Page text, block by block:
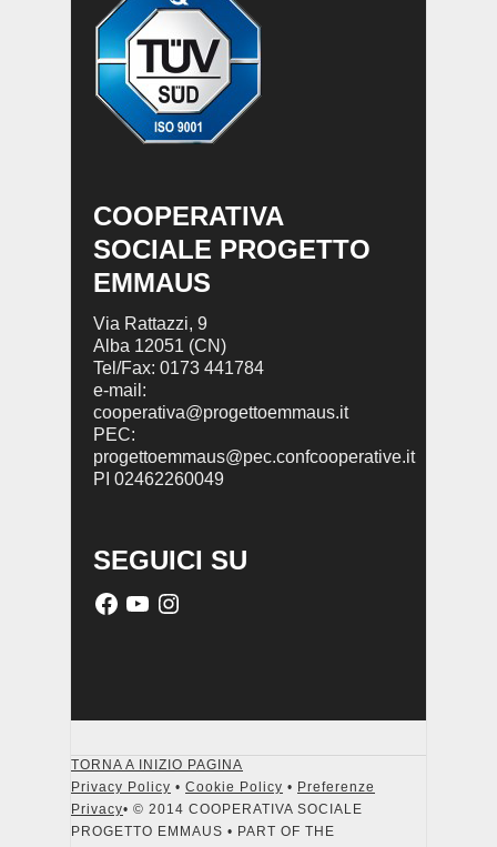
COOPERATIVA
SOCIALE PROGETTO
EMMAUS
Via Rattazzi, 9
Alba 12051 (CN)
Tel/Fax: 0173 441784
e-mail:
cooperativa@progettoemmaus.it
PEC:
progettoemmaus@pec.confcooperative.it
PI 02462260049
SEGUICI SU
TORNA A INIZIO PAGINA
Privacy Policy • Cookie Policy • Preferenze
Privacy• © 2014 COOPERATIVA SOCIALE
PROGETTO EMMAUS • PART OF THE